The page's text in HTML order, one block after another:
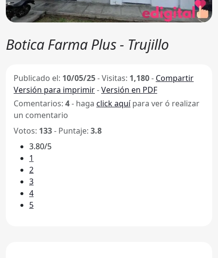
Botica Farma Plus - Trujillo
Publicado el: 10/05/25-Visitas: 1,180- Compartir
Versión para imprimir-Versión en PDF
Comentarios: 4- haga click aquípara ver ó realizar
un comentario
Votos: 133- Puntaje: 3.8
3.80/5
1
2
3
4
5